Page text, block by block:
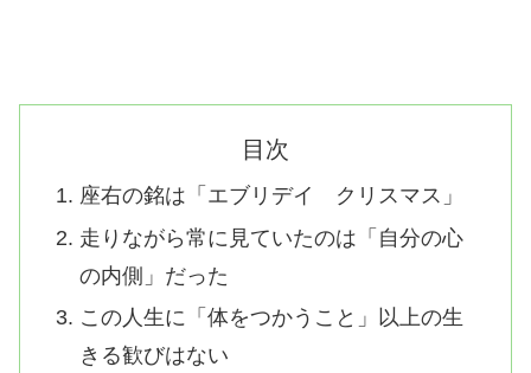
目次
座右の銘は「エブリデイ クリスマス」
走りながら常に見ていたのは「自分の心
の内側」だった
この人生に「体をつかうこと」以上の生
きる歓びはない